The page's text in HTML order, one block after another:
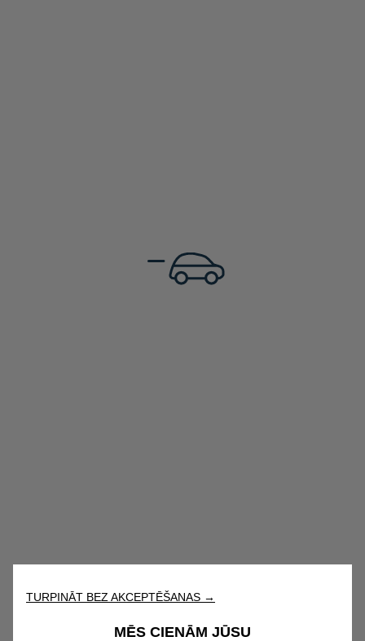
TURPINĀT BEZ AKCEPTĒŠANAS →
MĒS CIENĀM JŪSU